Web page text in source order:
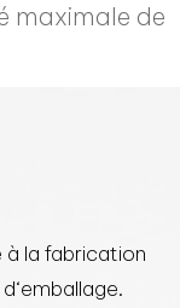
maximale de
à la fabrication